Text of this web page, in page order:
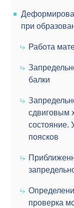
при
Работа
балки
сдвиговым
состояние.
поясков
проверка